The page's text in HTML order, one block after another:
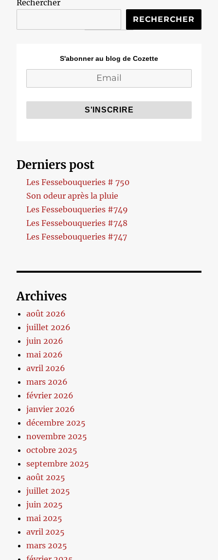
Rechercher
RECHERCHER
S'abonner au blog de Cozette
Derniers post
Les Fessebouqueries # 750
Son odeur après la pluie
Les Fessebouqueries #749
Les Fessebouqueries #748
Les Fessebouqueries #747
Archives
août 2026
juillet 2026
juin 2026
mai 2026
avril 2026
mars 2026
février 2026
janvier 2026
décembre 2025
novembre 2025
octobre 2025
septembre 2025
août 2025
juillet 2025
juin 2025
mai 2025
avril 2025
mars 2025